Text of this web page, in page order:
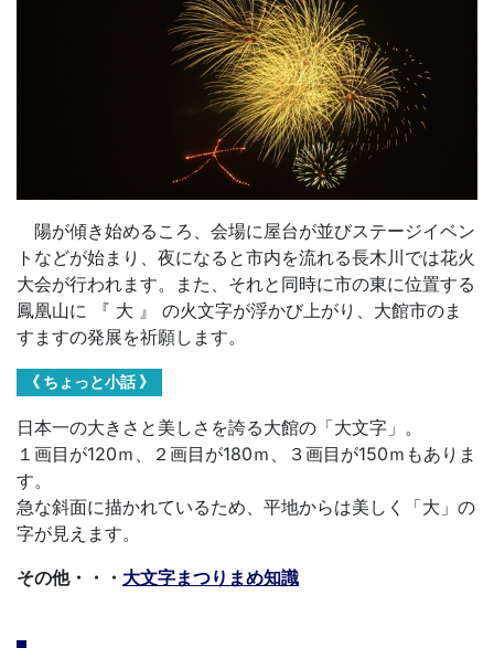
陽が傾き始めるころ、会場に屋台が並びステージイベン
トなどが始まり、夜になると市内を流れる長木川では花火
大会が行われます。また、それと同時に市の東に位置する
鳳凰山に 『 大 』 の火文字が浮かび上がり、大館市のま
すますの発展を祈願します。
《 ちょっと小話 》
日本一の大きさと美しさを誇る大館の「大文字」。
１画目が120ｍ、２画目が180ｍ、３画目が150ｍもありま
す。
急な斜面に描かれているため、平地からは美しく「大」の
字が見えます。
その他・・・ 大文字まつりまめ知識